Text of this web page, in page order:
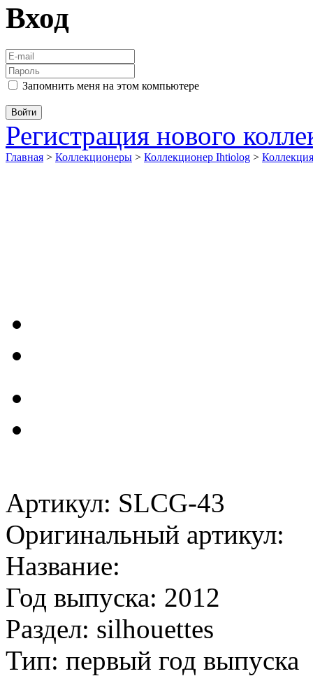
Вход
Запомнить меня на этом компьютере
Регистрация нового
Главная > Коллекционеры > Коллекционер Ihtiolog >
Артикул: SLCG-43
Оригинальный артикул:
Название:
Год выпуска: 2012
Раздел: silhouettes
Тип: первый год выпуска